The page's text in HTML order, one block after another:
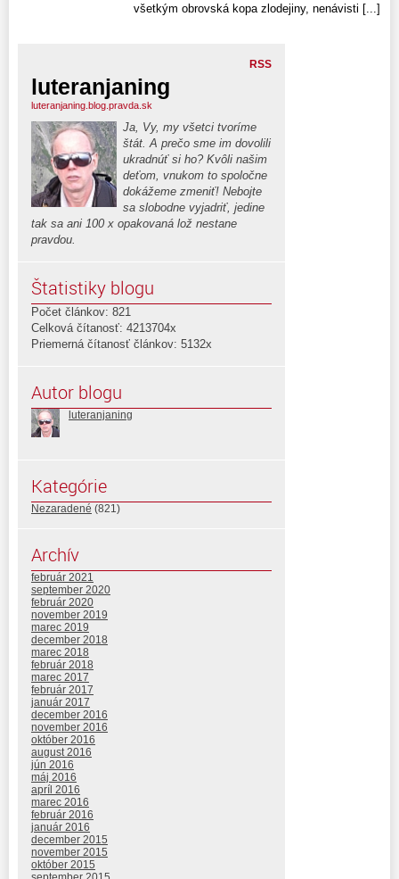
všetkým obrovská kopa zlodejiny, nenávisti [...]
RSS
luteranjaning
luteranjaning.blog.pravda.sk
Ja, Vy, my všetci tvoríme
štát. A prečo sme im dovolili
ukradnúť si ho? Kvôli našim
deťom, vnukom to spoločne
dokážeme zmeniť! Nebojte
sa slobodne vyjadriť, jedine
tak sa ani 100 x opakovaná lož nestane
pravdou.
Štatistiky blogu
Počet článkov: 821
Celková čítanosť: 4213704x
Priemerná čítanosť článkov: 5132x
Autor blogu
luteranjaning
Kategórie
Nezaradené (821)
Archív
február 2021
september 2020
február 2020
november 2019
marec 2019
december 2018
marec 2018
február 2018
marec 2017
február 2017
január 2017
december 2016
november 2016
október 2016
august 2016
jún 2016
máj 2016
apríl 2016
marec 2016
február 2016
január 2016
december 2015
november 2015
október 2015